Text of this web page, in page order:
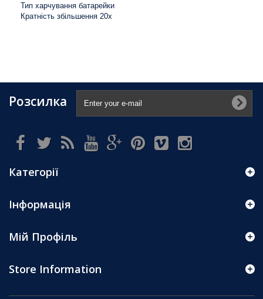
Тип харчування батарейки
Кратність збільшення 20х
Розсилка
Категорії
Інформація
Мій Профіль
Store Information